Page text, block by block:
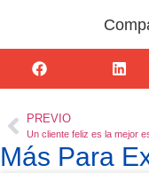
PREVIO
Más Para